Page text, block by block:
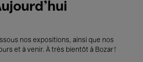
nos expositions, ainsi que nos
et à venir. À très bientôt à Bozar !